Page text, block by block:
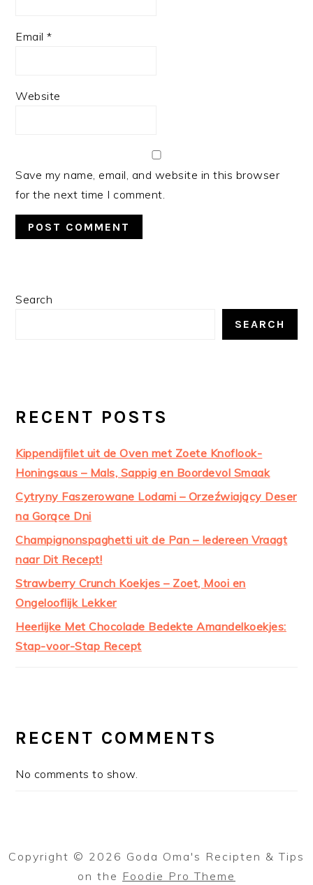
Email*
Website
Save my name, email, and website in this browser
for the next time I comment.
PRIMARY
Search
SEARCH
RECENT POSTS
Kippendijfilet uit de Oven met Zoete Knoflook-
Honingsaus – Mals, Sappig en Boordevol Smaak
Cytryny Faszerowane Lodami – Orzeźwiający Deser
na Gorące Dni
Champignonspaghetti uit de Pan – Iedereen Vraagt
naar Dit Recept!
Strawberry Crunch Koekjes – Zoet, Mooi en
Ongelooflijk Lekker
Heerlijke Met Chocolade Bedekte Amandelkoekjes:
Stap-voor-Stap Recept
RECENT COMMENTS
No comments to show.
Copyright © 2026 Goda Oma's Recipten & Tips
on the Foodie Pro Theme